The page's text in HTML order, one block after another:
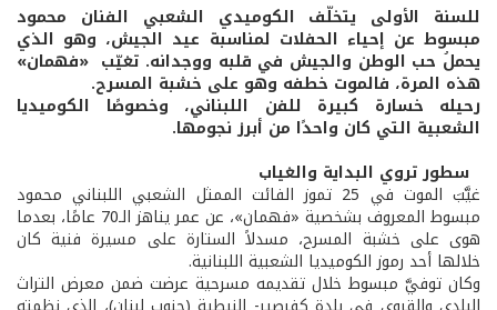
للسنة الأولى يتخلّف الكوميدي الشعبي الفنان محمود
مبسوط عن إحياء الحفلات لمناسبة عيد الجيش، وهو الذي
يحملُ حب الوطن والجيش في قلبه ووجدانه. تغيّب «فهمان»
هذه المرة، فالموت خطفه وهو على خشبة المسرح.
رحيله خسارة كبيرة للفن اللبناني، وخصوصًا الكوميديا
الشعبية التي كان واحدًا من أبرز نجومها.
سطور تروي البداية والغياب
غيَّبَ الموت في 25 تموز الفائت الممثل الشعبي اللبناني محمود
مبسوط المعروف بشخصية «فهمان»، عن عمر يناهز الـ70 عامًا، بعدما
هوى على خشبة المسرح، مسدلاً الستارة على مسيرة فنية كان
خلالها أحد رموز الكوميديا الشعبية اللبنانية.
وكان توفيَّ مبسوط خلال تقديمه مسرحية عرضت ضمن معرض التراث